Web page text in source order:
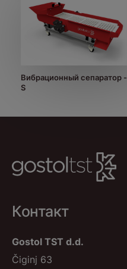
Вибрационный сепаратор -
S
Контакт
Gostol TST d.d.
Čiginj 63